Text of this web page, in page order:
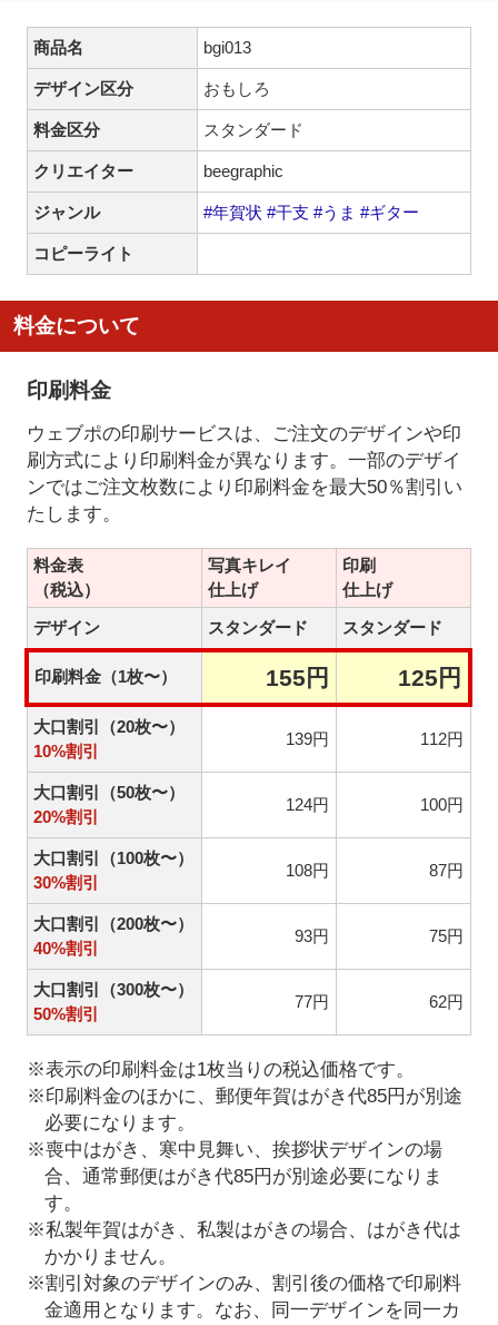
商品名 bgi013
デザイン区分 おもしろ
料金区分 スタンダード
クリエイター beegraphic
ジャンル #年賀状 #干支 #うま #ギター
コピーライト
料金について
印刷料金
ウェブポの印刷サービスは、ご注文のデザインや印
刷方式により印刷料金が異なります。一部のデザイ
ンではご注文枚数により印刷料金を最大50％割引い
たします。
料金表
（税込）
写真キレイ
仕上げ
印刷
仕上げ
デザイン
スタンダード スタンダード
印刷料金（1枚〜） 155円 125円
大口割引（20枚〜）
10%割引
139円 112円
大口割引（50枚〜）
20%割引
124円 100円
大口割引（100枚〜）
30%割引
108円 87円
大口割引（200枚〜）
40%割引
93円 75円
大口割引（300枚〜）
50%割引
77円 62円
※表示の印刷料金は1枚当りの税込価格です。
※印刷料金のほかに、郵便年賀はがき代85円が別途
必要になります。
※喪中はがき、寒中見舞い、挨拶状デザインの場
合、通常郵便はがき代85円が別途必要になりま
す。
※私製年賀はがき、私製はがきの場合、はがき代は
かかりません。
※割引対象のデザインのみ、割引後の価格で印刷料
金適用となります。なお、同一デザインを同一カ